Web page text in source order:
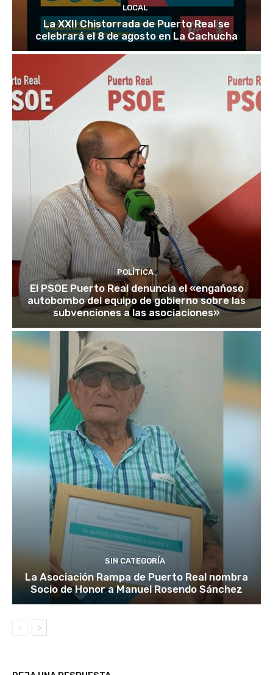
LOCAL
La XXII Chistorrada de Puerto Real se
celebrará el 8 de agosto en La Cachucha
POLÍTICA
El PSOE Puerto Real denuncia el «engañoso
autobombo del equipo de gobierno sobre las
subvenciones a las asociaciones»
SIN CATEGORÍA
La Asociación Rampa de Puerto Real nombra
Socio de Honor a Manuel Rosendo Sánchez